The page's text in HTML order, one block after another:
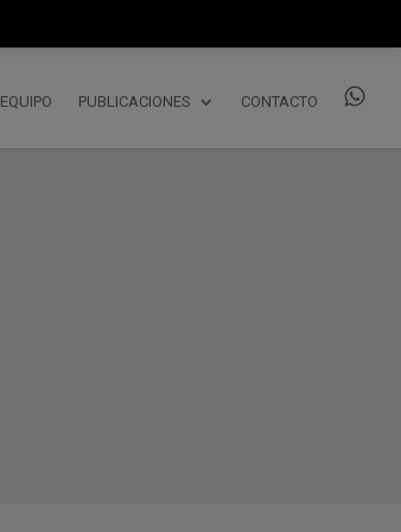
EQUIPO PUBLICACIONES CONTACTO